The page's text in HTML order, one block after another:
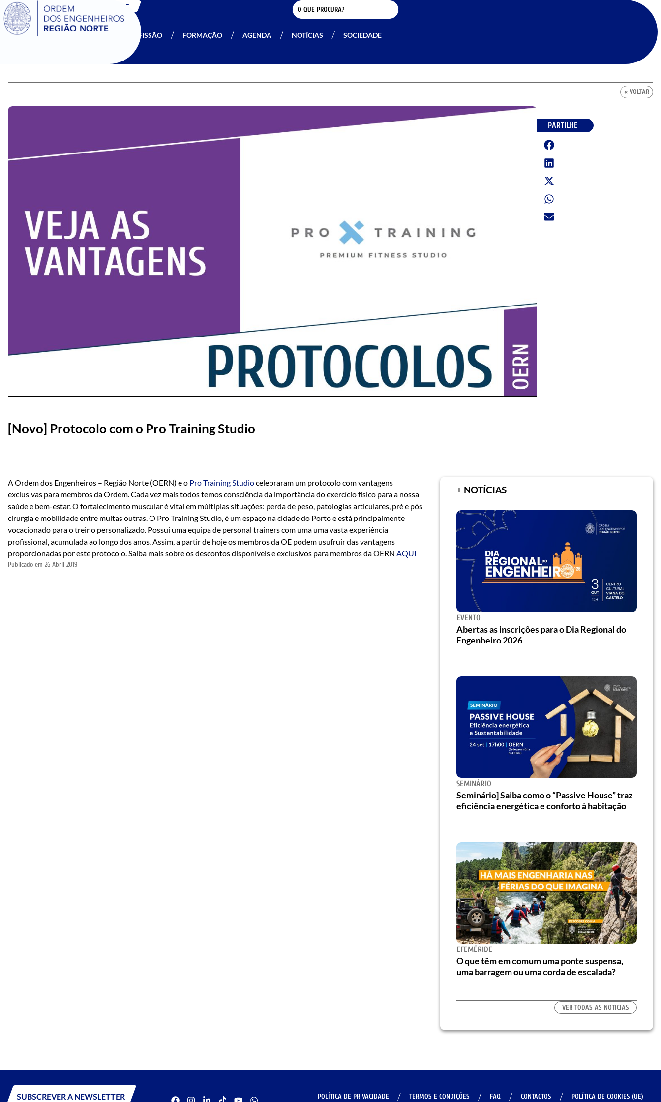
SIGOE
A OERN PROFISSÃO FORMAÇÃO AGENDA NOTÍCIAS SOCIEDADE
« VOLTAR
PARTILHE
[Novo] Protocolo com o Pro Training Studio
A Ordem dos Engenheiros – Região Norte (OERN) e o Pro Training Studiocelebraram um protocolo com vantagens
exclusivas para membros da Ordem. Cada vez mais todos temos consciência da importância do exercício físico para a nossa
saúde e bem-estar. O fortalecimento muscular é vital em múltiplas situações: perda de peso, patologias articulares, pré e pós
cirurgia e mobilidade entre muitas outras. O Pro Training Studio, é um espaço na cidade do Porto e está principalmente
vocacionado para o treino personalizado. Possui uma equipa de personal trainers com uma uma vasta experiência
profissional, acumulada ao longo dos anos. Assim, a partir de hoje os membros da OE podem usufruir das vantagens
proporcionadas por este protocolo. Saiba mais sobre os descontos disponíveis e exclusivos para membros da OERN AQUI
Publicado em 26 Abril 2019
+ NOTÍCIAS
EVENTO
Abertas as inscrições para o Dia Regional do
Engenheiro 2026
SEMINÁRIO
Seminário] Saiba como o “Passive House” traz
eficiência energética e conforto à habitação
EFEMÉRIDE
O que têm em comum uma ponte suspensa,
uma barragem ou uma corda de escalada?
VER TODAS AS NOTICIAS
SUBSCREVER A NEWSLETTER POLÍTICA DE PRIVACIDADE TERMOS E CONDIÇÕES FAQ CONTACTOS POLÍTICA DE COOKIES (UE)